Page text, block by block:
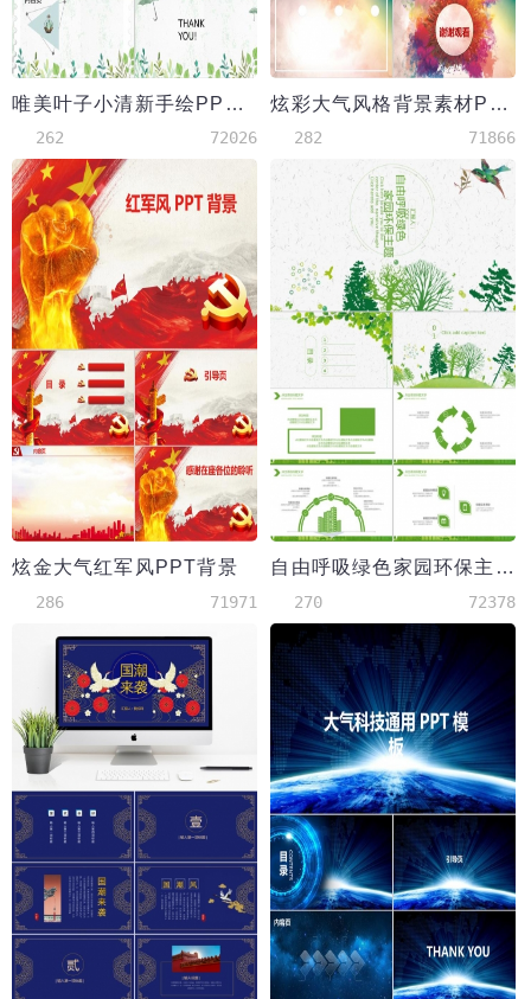
唯美叶子小清新手绘PPT背景模版
262 72026
炫彩大气风格背景素材PP模版
282 71866
炫金大气红军风PPT背景
286 71971
自由呼吸绿色家园环保主题风格PPT背景
270 72378